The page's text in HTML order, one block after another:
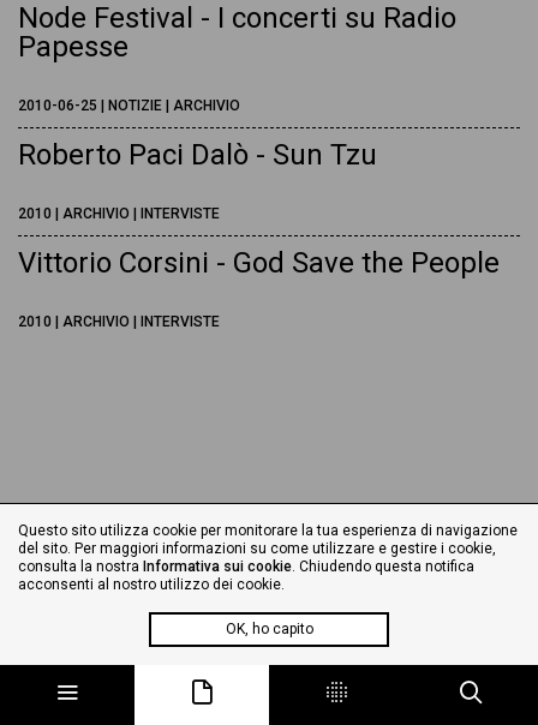
Node Festival - I concerti su Radio
Papesse
2010-06-25 | NOTIZIE | ARCHIVIO
Roberto Paci Dalò - Sun Tzu
2010 | ARCHIVIO | INTERVISTE
Vittorio Corsini - God Save the People
2010 | ARCHIVIO | INTERVISTE
Questo sito utilizza cookie per monitorare la tua esperienza di navigazione
del sito. Per maggiori informazioni su come utilizzare e gestire i cookie,
consulta la nostra Informativa sui cookie. Chiudendo questa notifica
acconsenti al nostro utilizzo dei cookie.
OK, ho capito